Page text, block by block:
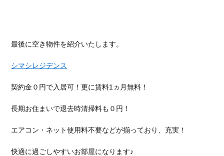
最後に空き物件を紹介いたします。
シマシレジデンス
契約金０円で入居可！更に賃料1ヵ月無料！
長期お住まいで退去時清掃料も０円！
エアコン・ネット使用料不要などが揃っており、充実！
快適に過ごしやすいお部屋になります♪